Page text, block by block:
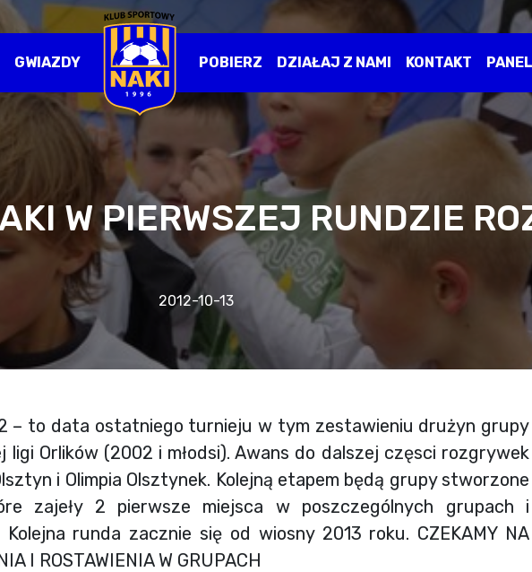
GWIAZDY POBIERZ DZIAŁAJ Z NAMI KONTAKT
W PIERWSZEJ RUNDZIE
2012-10-13
– to data ostatniego turnieju w tym zestawieniu drużyn grupy
ligi Orlików (2002 i młodsi). Awans do dalszej częsci rozgrywek
i Olimpia Olsztynek. Kolejną etapem będą grupy stworzone
zajeły 2 pierwsze miejsca w poszczególnych grupach i
Kolejna runda zacznie się od wiosny 2013 roku. CZEKAMY NA
I ROSTAWIENIA W GRUPACH